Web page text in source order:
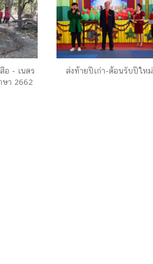
อ - เนตร
ษา 2662
ส่งท้ายปีเก่า-ต้อนรับปีใหม่